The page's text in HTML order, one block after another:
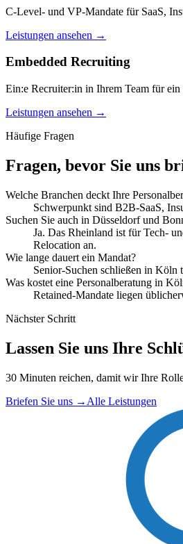
C-Level- und VP-Mandate für SaaS,
Leistungen ansehen →
Embedded Recruiting
Ein:e Recruiter:in in Ihrem Team für
Leistungen ansehen →
Häufige Fragen
Fragen, bevor Sie uns
Welche Branchen deckt Ihre
Schwerpunkt sind B2B-SaaS,
Suchen Sie auch in Düsseldorf und
Ja. Das Rheinland ist für Tech-
Relocation an.
Wie lange dauert ein Mandat?
Senior-Suchen schließen in Köln
Was kostet eine Personalberatung in
Retained-Mandate liegen
Nächster Schritt
Lassen Sie uns Ihre
30 Minuten reichen, damit wir Ihre
Briefen Sie uns → Alle Leistungen